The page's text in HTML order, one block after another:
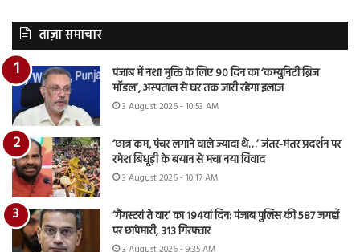
ताज़ा समाचार
पंजाब में नशा मुक्ति के लिए 90 दिन का ‘कम्युनिटी ब्रिज
मॉडल’, अस्पताल से घर तक जारी रहेगा इलाज
3 August 2026 - 10:53 AM
‘छात्र कम, पंचर लगाने वाले ज्यादा थे…’ जंतर-मंतर प्रदर्शन पर
रमेश बिधूड़ी के बयान से मचा नया विवाद
3 August 2026 - 10:17 AM
‘गैंगस्टरां ते वार’ का 194वां दिन: पंजाब पुलिस की 587 जगहों
पर छापेमारी, 313 गिरफ्तार